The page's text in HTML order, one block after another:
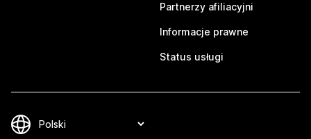
Partnerzy afiliacyjni
Informacje prawne
Status usługi